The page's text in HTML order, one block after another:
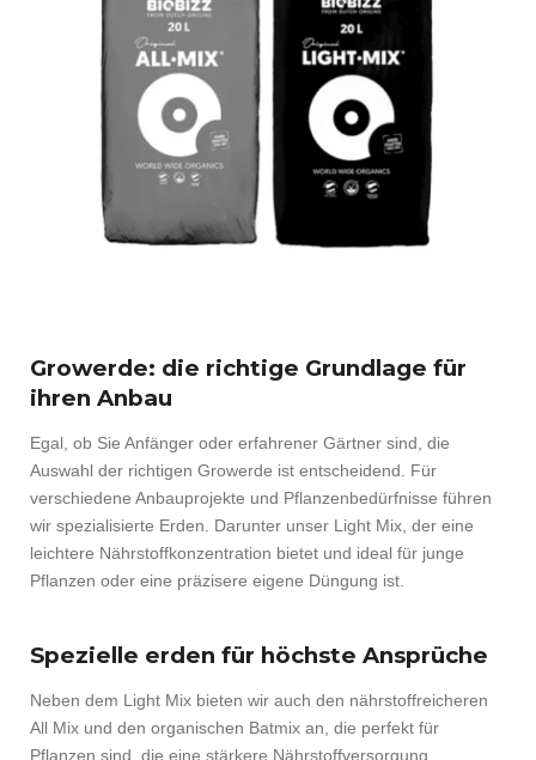
Growerde: die richtige Grundlage für
ihren Anbau
Egal, ob Sie Anfänger oder erfahrener Gärtner sind, die
Auswahl der richtigen Growerde ist entscheidend. Für
verschiedene Anbauprojekte und Pflanzenbedürfnisse führen
wir spezialisierte Erden. Darunter unser Light Mix, der eine
leichtere Nährstoffkonzentration bietet und ideal für junge
Pflanzen oder eine präzisere eigene Düngung ist.
Spezielle erden für höchste Ansprüche
Neben dem Light Mix bieten wir auch den nährstoffreicheren
All Mix und den organischen Batmix an, die perfekt für
Pflanzen sind, die eine stärkere Nährstoffversorgung